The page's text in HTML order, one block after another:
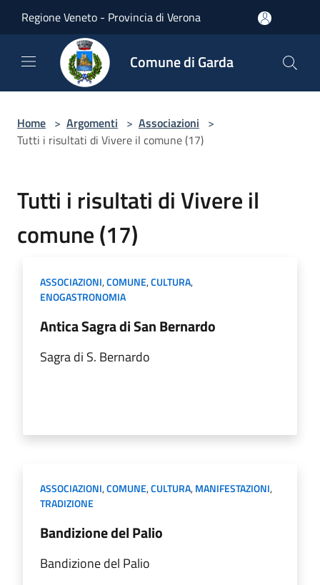
Regione Veneto - Provincia di Verona
Comune di Garda
Home > Argomenti > Associazioni >
Tutti i risultati di Vivere il comune (17)
Tutti i risultati di Vivere il
comune (17)
ASSOCIAZIONI,COMUNE,CULTURA,
ENOGASTRONOMIA
Antica Sagra di San Bernardo
Sagra di S. Bernardo
ASSOCIAZIONI,COMUNE,CULTURA,MANIFESTAZIONI,
TRADIZIONE
Bandizione del Palio
Bandizione del Palio